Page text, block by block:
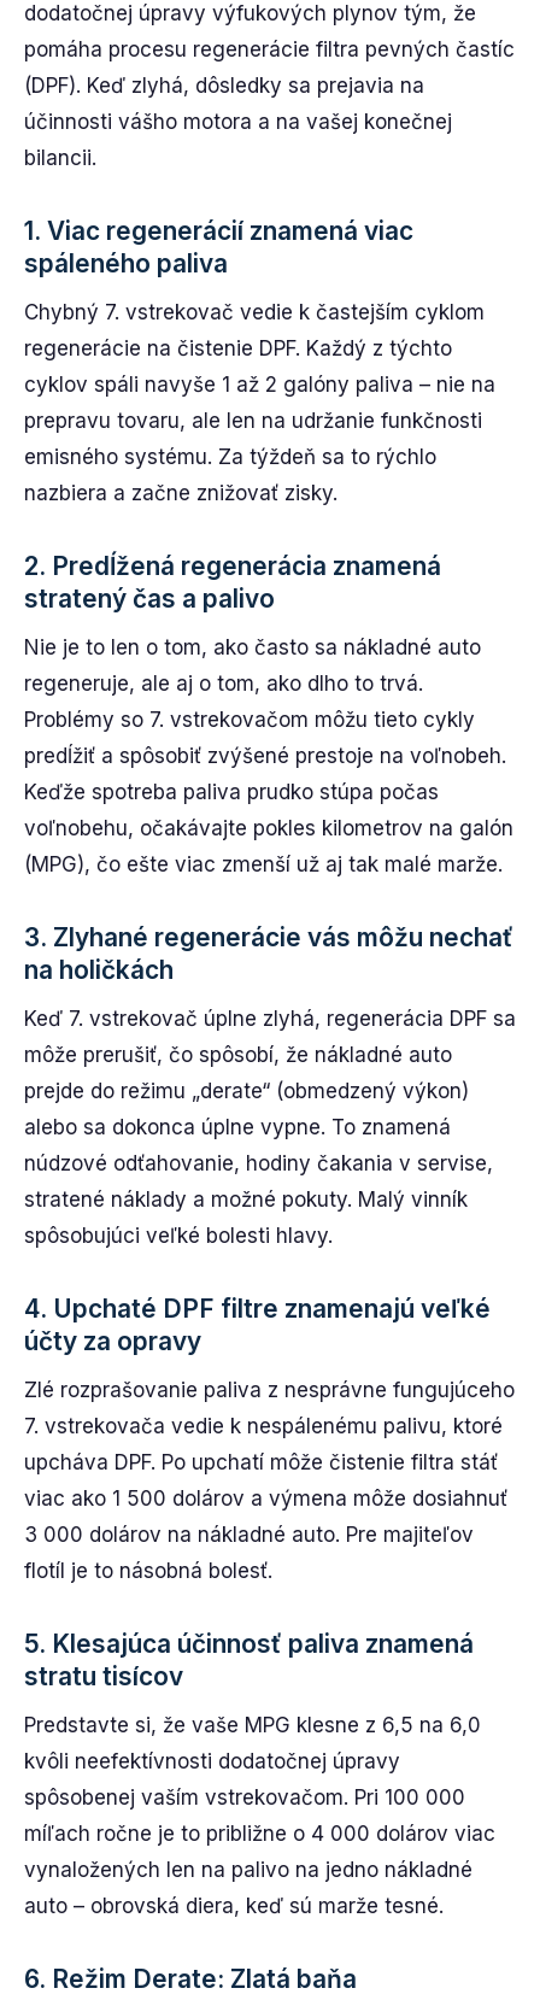
dodatočnej úpravy výfukových plynov tým, že
pomáha procesu regenerácie filtra pevných častíc
(DPF). Keď zlyhá, dôsledky sa prejavia na
účinnosti vášho motora a na vašej konečnej
bilancii.
1. Viac regenerácií znamená viac
spáleného paliva
Chybný 7. vstrekovač vedie k častejším cyklom
regenerácie na čistenie DPF. Každý z týchto
cyklov spáli navyše 1 až 2 galóny paliva – nie na
prepravu tovaru, ale len na udržanie funkčnosti
emisného systému. Za týždeň sa to rýchlo
nazbiera a začne znižovať zisky.
2. Predĺžená regenerácia znamená
stratený čas a palivo
Nie je to len o tom, ako často sa nákladné auto
regeneruje, ale aj o tom, ako dlho to trvá.
Problémy so 7. vstrekovačom môžu tieto cykly
predĺžiť a spôsobiť zvýšené prestoje na voľnobeh.
Keďže spotreba paliva prudko stúpa počas
voľnobehu, očakávajte pokles kilometrov na galón
(MPG), čo ešte viac zmenší už aj tak malé marže.
3. Zlyhané regenerácie vás môžu nechať
na holičkách
Keď 7. vstrekovač úplne zlyhá, regenerácia DPF sa
môže prerušiť, čo spôsobí, že nákladné auto
prejde do režimu „derate“ (obmedzený výkon)
alebo sa dokonca úplne vypne. To znamená
núdzové odťahovanie, hodiny čakania v servise,
stratené náklady a možné pokuty. Malý vinník
spôsobujúci veľké bolesti hlavy.
4. Upchaté DPF filtre znamenajú veľké
účty za opravy
Zlé rozprašovanie paliva z nesprávne fungujúceho
7. vstrekovača vedie k nespálenému palivu, ktoré
upcháva DPF. Po upchatí môže čistenie filtra stáť
viac ako 1 500 dolárov a výmena môže dosiahnuť
3 000 dolárov na nákladné auto. Pre majiteľov
flotíl je to násobná bolesť.
5. Klesajúca účinnosť paliva znamená
stratu tisícov
Predstavte si, že vaše MPG klesne z 6,5 na 6,0
kvôli neefektívnosti dodatočnej úpravy
spôsobenej vaším vstrekovačom. Pri 100 000
míľach ročne je to približne o 4 000 dolárov viac
vynaložených len na palivo na jedno nákladné
auto – obrovská diera, keď sú marže tesné.
6. Režim Derate: Zlatá baňa